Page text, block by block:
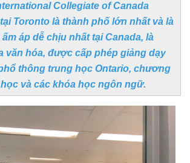
Collegiate of Canada
Toronto là thành phố lớn nhất và là
áp dễ chịu nhất tại Canada, là
văn hóa, được cấp phép giảng dạy
thông trung học Ontario, chương
và các khóa học ngôn ngữ.